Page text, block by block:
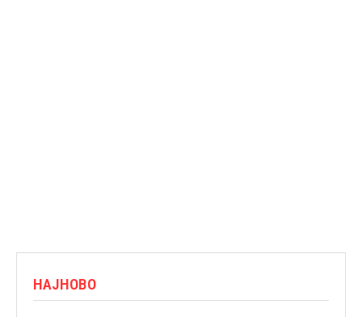
НАЈНОВО